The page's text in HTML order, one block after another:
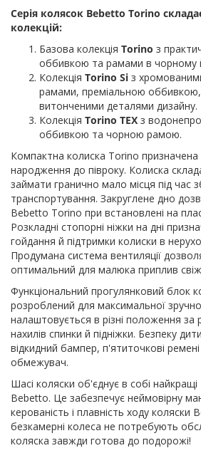
Серія колясок Bebetto Torino
колекцій:
Базова колекція Torino з
оббивкою та рамами в чорному
Колекція Torino Si з
рамами, преміальною
витонченими деталями дизайну.
Колекція Torino TEX з
оббивкою та чорною рамою.
Компактна колиска Torino призначена
народження до півроку. Колиска
займати гранично мало місця під час
транспортування. Закруглене дно
Bebetto Torino при встановлені на
Розкладні стопорні ніжки на дні
гойдання й підтримки колиски в
Продумана система вентиляції
оптимальний для малюка приплив
Функціональний прогулянковий блок
розроблений для максимальної
налаштовується в різні положення за
нахилів спинки й підніжки. Безпеку
відкидний бампер, п'ятиточкові
обмежувач.
Шасі коляски об'єднує в собі найкращі
Bebetto. Це забезпечує неймовірну
керованість і плавність ходу коляски
безкамерні колеса не потребують
коляска завжди готова до подорожі!